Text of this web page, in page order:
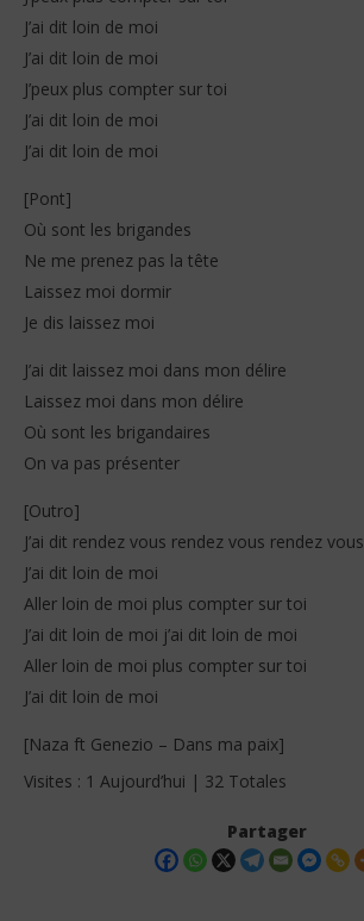
J’ai dit loin de moi
J’ai dit loin de moi
J’peux plus compter sur toi
J’ai dit loin de moi
J’ai dit loin de moi
[Pont]
Où sont les brigandes
Ne me prenez pas la tête
Laissez moi dormir
Je dis laissez moi
J’ai dit laissez moi dans mon délire
Laissez moi dans mon délire
Où sont les brigandaires
On va pas présenter
[Outro]
J’ai dit rendez vous rendez vous rendez vous
J’ai dit loin de moi
Aller loin de moi plus compter sur toi
J’ai dit loin de moi j’ai dit loin de moi
Aller loin de moi plus compter sur toi
J’ai dit loin de moi
[Naza ft Genezio – Dans ma paix]
Visites : 1 Aujourd’hui | 32 Totales
Partager